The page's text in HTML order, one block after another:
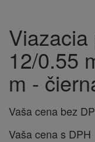
12/0.55
m -
Vaša cena bez
Vaša cena s DPH